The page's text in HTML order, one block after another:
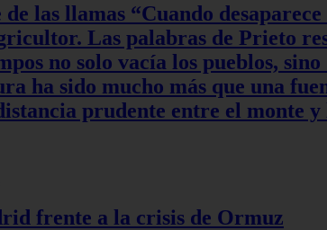
las llamas “Cuando
Las palabras de Prieto
no solo vacía los pueblos,
ha sido mucho más que una
prudente entre el monte y
frente a la crisis de Ormuz